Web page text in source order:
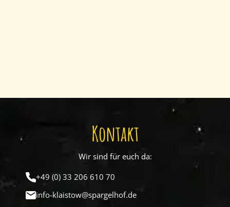
Kontakt
Wir sind für euch da:
+49 (0) 33 206 610 70
info-klaistow@spargelhof.de